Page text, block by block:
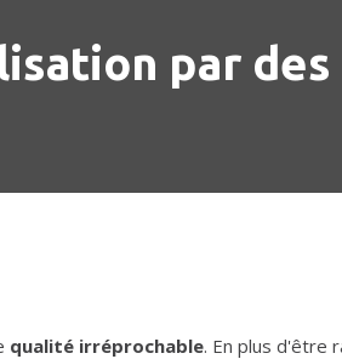
par
qualité irréprochable. En plus d'être